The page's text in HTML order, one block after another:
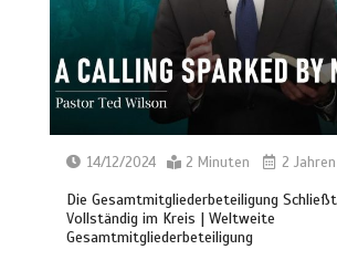
14/12/2024 2 Minuten 2 Jahren
Die Gesamtmitgliederbeteiligung
Vollständig im Kreis | Weltweite
Gesamtmitgliederbeteiligung